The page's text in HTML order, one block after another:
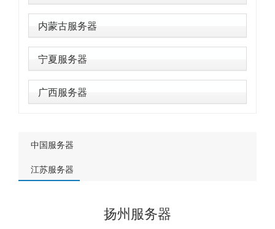
内蒙古服务器
宁夏服务器
广西服务器
中国服务器
江苏服务器
扬州服务器